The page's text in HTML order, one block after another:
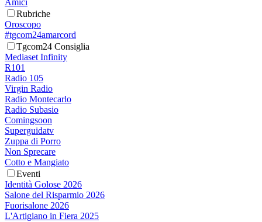
Amici
Rubriche
Oroscopo
#tgcom24amarcord
Tgcom24 Consiglia
Mediaset Infinity
R101
Radio 105
Virgin Radio
Radio Montecarlo
Radio Subasio
Comingsoon
Superguidatv
Zuppa di Porro
Non Sprecare
Cotto e Mangiato
Eventi
Identità Golose 2026
Salone del Risparmio 2026
Fuorisalone 2026
L'Artigiano in Fiera 2025